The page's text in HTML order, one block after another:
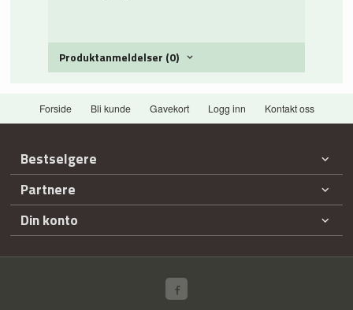
Produktanmeldelser (0)
Forside Bli kunde Gavekort Logg inn Kontakt oss
Bestselgere
Partnere
Din konto